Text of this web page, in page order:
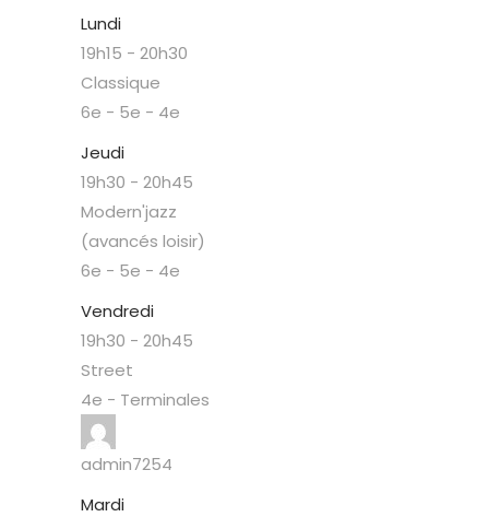
Lundi
19h15 - 20h30
Classique
6e - 5e - 4e
Jeudi
19h30 - 20h45
Modern'jazz
(avancés loisir)
6e - 5e - 4e
Vendredi
19h30 - 20h45
Street
4e - Terminales
admin7254
Mardi